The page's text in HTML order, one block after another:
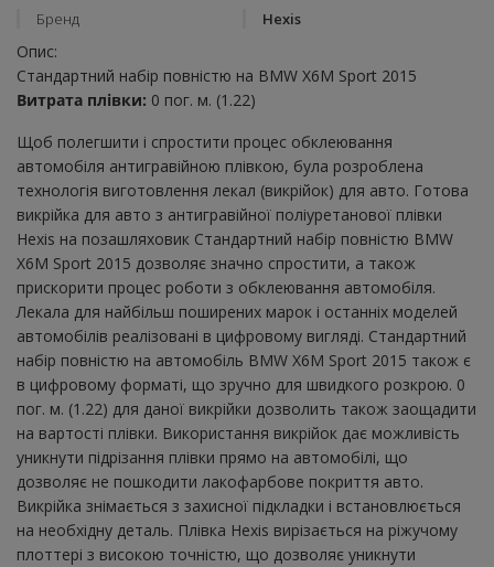
Бренд
Hexis
Опис:
Стандартний набір повністю на BMW X6M Sport 2015
Витрата плівки: 0 пог. м. (1.22)
Щоб полегшити і спростити процес обклеювання
автомобіля антигравійною плівкою, була розроблена
технологія виготовлення лекал (викрійок) для авто. Готова
викрійка для авто з антигравійної поліуретанової плівки
Hexis на позашляховик Стандартний набір повністю BMW
X6M Sport 2015 дозволяє значно спростити, а також
прискорити процес роботи з обклеювання автомобіля.
Лекала для найбільш поширених марок і останніх моделей
автомобілів реалізовані в цифровому вигляді. Стандартний
набір повністю на автомобіль BMW X6M Sport 2015 також є
в цифровому форматі, що зручно для швидкого розкрою. 0
пог. м. (1.22) для даної викрійки дозволить також заощадити
на вартості плівки. Використання викрійок дає можливість
уникнути підрізання плівки прямо на автомобілі, що
дозволяє не пошкодити лакофарбове покриття авто.
Викрійка знімається з захисної підкладки і встановлюється
на необхідну деталь. Плівка Hexis вирізається на ріжучому
плоттері з високою точністю, що дозволяє уникнути